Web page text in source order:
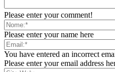
Please enter your comment!
Please enter your name here
You have entered an incorrect
Please enter your email address